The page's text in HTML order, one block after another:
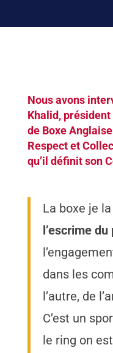
Nous avons
Khalid,
de Boxe
Respect et
qu’il définit son
La boxe je
l’escrime du
dans les
l’autre, de
C’est un
le ring on